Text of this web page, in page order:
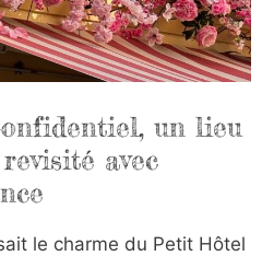
un lieu
avec
le charme du Petit Hôtel